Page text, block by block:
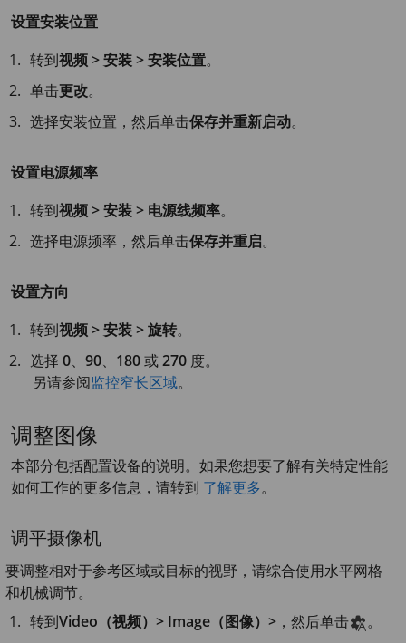
设置安装位置
转到视频 > 安装 > 安装位置。
单击更改。
选择安装位置，然后单击保存并重新启动。
设置电源频率
转到视频 > 安装 > 电源线频率。
选择电源频率，然后单击保存并重启。
设置方向
转到视频 > 安装 > 旋转。
选择0、90、 180或270 度。
另请参阅监控窄长区域。
调整图像
本部分包括配置设备的说明。如果您想要了解有关特定性能
如何工作的更多信息，请转到 了解更多。
调平摄像机
要调整相对于参考区域或目标的视野，请综合使用水平网格
和机械调节。
转到Video（视频）> Image（图像）> ，然后单击
。